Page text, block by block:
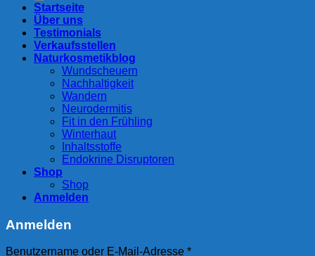
Startseite
Über uns
Testimonials
Verkaufsstellen
Naturkosmetikblog
Wundscheuern
Nachhaltigkeit
Wandern
Neurodermitis
Fit in den Frühling
Winterhaut
Inhaltsstoffe
Endokrine Disruptoren
Shop
Shop
Anmelden
Anmelden
Benutzername oder E-Mail-Adresse *Erforderlich